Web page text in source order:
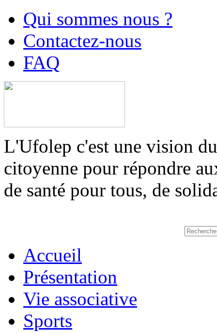
Qui sommes nous ?
Contactez-nous
FAQ
L'Ufolep c'est une vision
citoyenne pour répondre
de santé pour tous, de
Accueil
Présentation
Vie associative
Sports